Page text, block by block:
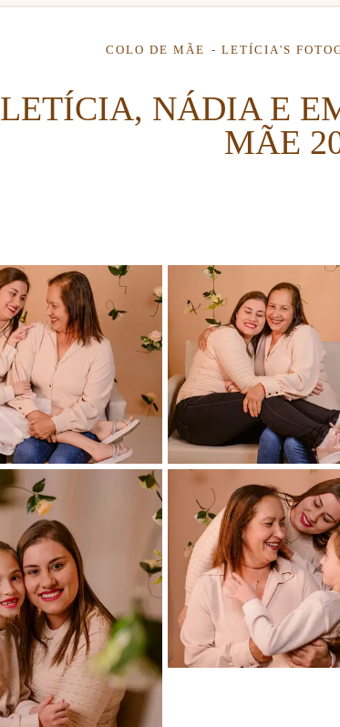
COLO DE MÃE LETÍCIA'S
LETÍCIA, NÁDIA E
MÃE